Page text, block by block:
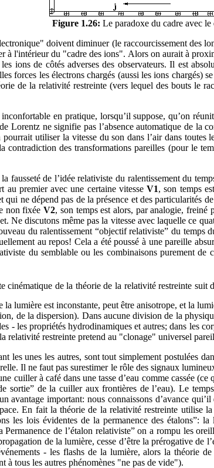
Figure 1.26: Le paradoxe du cadre avec le
doivent diminuer (le raccourcissement des
l'intérieur du "cadre des ions". Alors on aurait à
ions de côtés adverses des observateurs. Il est
forces les électrons chargés (aussi les ions chargés)
de la relativité restreinte (vers lequel des bouts le
en pratique, lorsqu’il suppose, qu’on
Lorentz ne signifie pas l’absence automatique de la
utiliser la vitesse du son dans l’air dans
contradiction des transformations pareilles (pour le
de l’idée relativiste du ralentissement du
au premier avec une certaine vitesseV1, son temps
ne dépend pas de la présence et des particularités
non fixéeV2, son temps est alors, par analogie,
Ne discutons même pas la vitesse avec laquelle ce
du ralentissement “objectif relativiste” du
au repos! Cela a été poussé à une pareille
du semblable ou les combinaisons purement
cinématique de la théorie de la relativité restreinte suit
lumière est inconstante, peut être anisotrope, et la
de la dispersion). Dans aucune division de la
- les propriétés hydrodinamiques et autres; dans les
relativité restreinte pretend au "clonage" universel
les unes les autres, sont tout simplement postulées
Il ne faut pas surestimer le rôle des signaux
cuiller à café dans une tasse d’eau comme cassée
sortie” de la cuiller aux frontières de l’eau). Le
important: nous connaissons d’avance
En fait la théorie de la relativité restreinte utilise
les lois évidentes de la permanence des étalons”:
de l’étalon relativiste” on a rompu les
de la lumière, cesse d’être la prérogative de
- les flashs de la lumière, alors la théorie
à tous les autres phénomènes "ne pas de vide").